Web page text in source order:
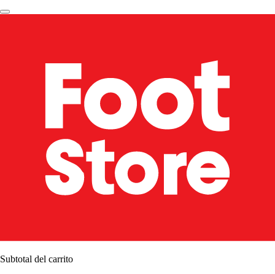
Subtotal del carrito